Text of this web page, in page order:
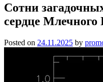
Сотни
сердце Млечного
Posted on 24.11.2025 by